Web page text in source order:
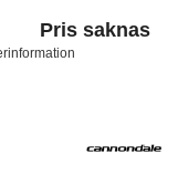
Pris saknas